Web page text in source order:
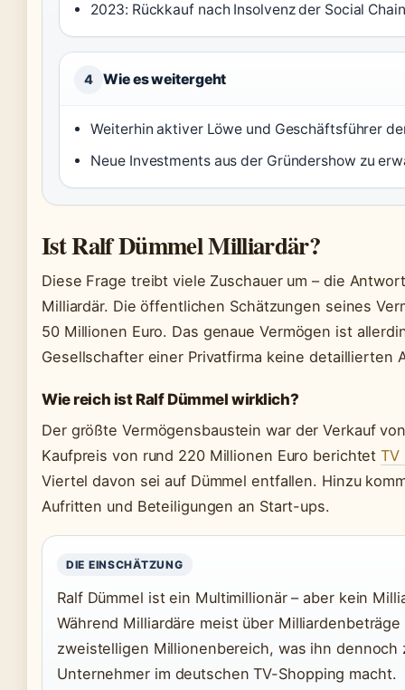
2023: Rückkauf nach Insolvenz der Social
4 Wie es weitergeht
Weiterhin aktiver Löwe und Geschäftsführer
Neue Investments aus der Gründershow zu
Ist Ralf Dümmel Milliardär?
Diese Frage treibt viele Zuschauer um – die
Milliardär. Die öffentlichen Schätzungen seines
50 Millionen Euro. Das genaue Vermögen ist
Gesellschafter einer Privatfirma keine detaillierten
Wie reich ist Ralf Dümmel wirklich?
Der größte Vermögensbaustein war der Verkauf
Kaufpreis von rund 220 Millionen Euro berichtetTV
Viertel davon sei auf Dümmel entfallen. Hinzu
Aufritten und Beteiligungen an Start-ups.
DIE EINSCHÄTZUNG
Ralf Dümmel ist ein Multimillionär – aber kein
Während Milliardäre meist über
zweistelligen Millionenbereich, was ihn
Unternehmer im deutschen TV-Shopping macht.